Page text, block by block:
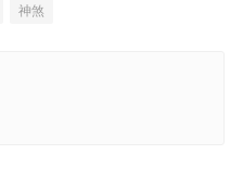
神煞